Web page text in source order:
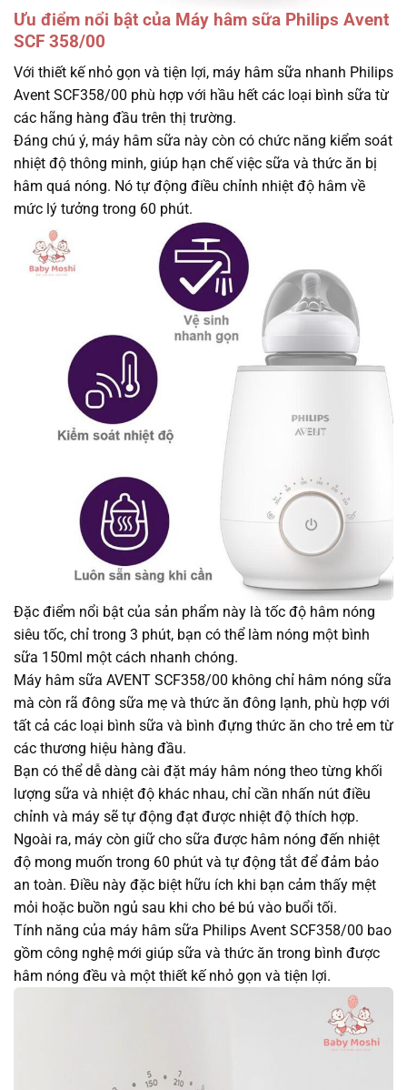
Ưu điểm nổi bật của Máy hâm sữa Philips Avent
SCF 358/00
Với thiết kế nhỏ gọn và tiện lợi, máy hâm sữa nhanh Philips
Avent SCF358/00 phù hợp với hầu hết các loại bình sữa từ
các hãng hàng đầu trên thị trường.
Đáng chú ý, máy hâm sữa này còn có chức năng kiểm soát
nhiệt độ thông minh, giúp hạn chế việc sữa và thức ăn bị
hâm quá nóng. Nó tự động điều chỉnh nhiệt độ hâm về
mức lý tưởng trong 60 phút.
Đặc điểm nổi bật của sản phẩm này là tốc độ hâm nóng
siêu tốc, chỉ trong 3 phút, bạn có thể làm nóng một bình
sữa 150ml một cách nhanh chóng.
Máy hâm sữa AVENT SCF358/00 không chỉ hâm nóng sữa
mà còn rã đông sữa mẹ và thức ăn đông lạnh, phù hợp với
tất cả các loại bình sữa và bình đựng thức ăn cho trẻ em từ
các thương hiệu hàng đầu.
Bạn có thể dễ dàng cài đặt máy hâm nóng theo từng khối
lượng sữa và nhiệt độ khác nhau, chỉ cần nhấn nút điều
chỉnh và máy sẽ tự động đạt được nhiệt độ thích hợp.
Ngoài ra, máy còn giữ cho sữa được hâm nóng đến nhiệt
độ mong muốn trong 60 phút và tự động tắt để đảm bảo
an toàn. Điều này đặc biệt hữu ích khi bạn cảm thấy mệt
mỏi hoặc buồn ngủ sau khi cho bé bú vào buổi tối.
Tính năng của máy hâm sữa Philips Avent SCF358/00 bao
gồm công nghệ mới giúp sữa và thức ăn trong bình được
hâm nóng đều và một thiết kế nhỏ gọn và tiện lợi.